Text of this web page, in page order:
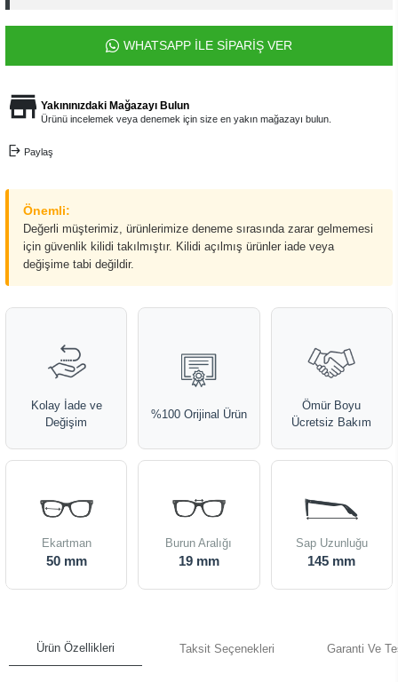
WHATSAPP İLE SİPARİŞ VER
Yakınınızdaki Mağazayı Bulun
Ürünü incelemek veya denemek için size en yakın mağazayı bulun.
Paylaş
Önemli:
Değerli müşterimiz, ürünlerimize deneme sırasında zarar gelmemesi
için güvenlik kilidi takılmıştır. Kilidi açılmış ürünler iade veya
değişime tabi değildir.
Kolay İade ve
Değişim
%100 Orijinal Ürün
Ömür Boyu
Ücretsiz Bakım
Ekartman
50 mm
Burun Aralığı
19 mm
Sap Uzunluğu
145 mm
Ürün Özellikleri Taksit Seçenekleri Garanti Ve